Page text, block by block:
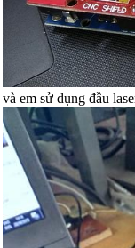
và em sử dụng đầu